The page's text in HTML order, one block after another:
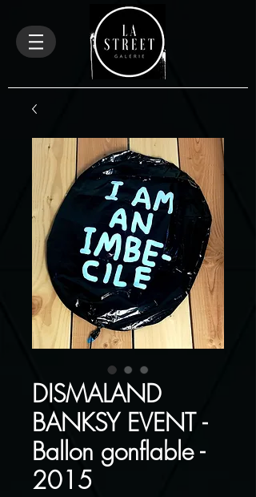
DISMALAND
BANKSY EVENT -
Ballon gonflable -
2015